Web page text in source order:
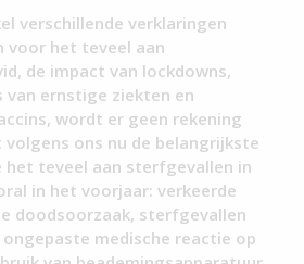
verschillende verklaringen
voor het teveel aan
de impact van lockdowns,
van ernstige ziekten en
wordt er geen rekening
ons nu de belangrijkste
het teveel aan sterfgevallen in
in het voorjaar: verkeerde
doodsoorzaak, sterfgevallen
medische reactie op